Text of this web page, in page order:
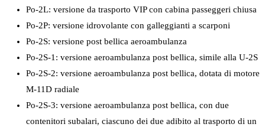
Po-2L: versione da trasporto VIP con cabina passeggeri chiusa
Po-2P: versione idrovolante con galleggianti a scarponi
Po-2S: versione post bellica aeroambulanza
Po-2S-1: versione aeroambulanza post bellica, simile alla U-2S
Po-2S-2: versione aeroambulanza post bellica, dotata di motore
M-11D radiale
Po-2S-3: versione aeroambulanza post bellica, con due
contenitori subalari, ciascuno dei due adibito al trasporto di un